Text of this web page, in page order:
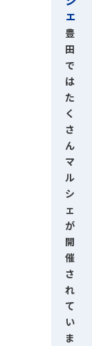
ェ
豊
田
で
は
た
く
さ
ん
マ
ル
シ
ェ
が
開
催
さ
れ
て
い
ま